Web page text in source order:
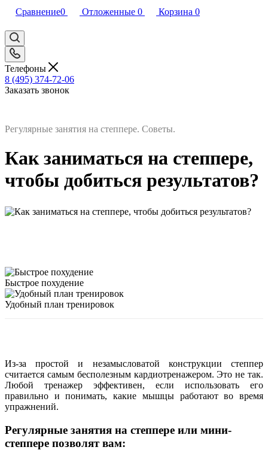
Сравнение0 Отложенные 0 Корзина 0
Телефоны
8 (495) 374-72-06
Заказать звонок
Регулярные занятия на степпере. Советы.
Как заниматься на степпере,
чтобы добиться результатов?
Быстрое похудение
Удобный план тренировок
Из-за простой и незамысловатой конструкции степпер
считается самым бесполезным кардиотренажером. Это не так.
Любой тренажер эффективен, если использовать его
правильно и понимать, какие мышцы работают во время
упражнений.
Регулярные занятия на степпере или мини-
степпере позволят вам: